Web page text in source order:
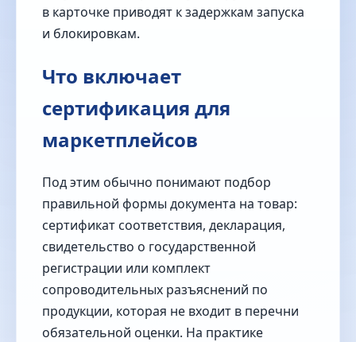
в карточке приводят к задержкам запуска
и блокировкам.
Что включает
сертификация для
маркетплейсов
Под этим обычно понимают подбор
правильной формы документа на товар:
сертификат соответствия, декларация,
свидетельство о государственной
регистрации или комплект
сопроводительных разъяснений по
продукции, которая не входит в перечни
обязательной оценки. На практике